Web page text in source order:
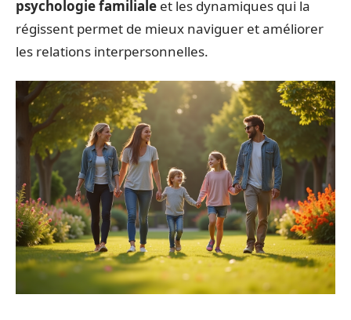
psychologie familiale et les dynamiques qui la
régissent permet de mieux naviguer et améliorer
les relations interpersonnelles.